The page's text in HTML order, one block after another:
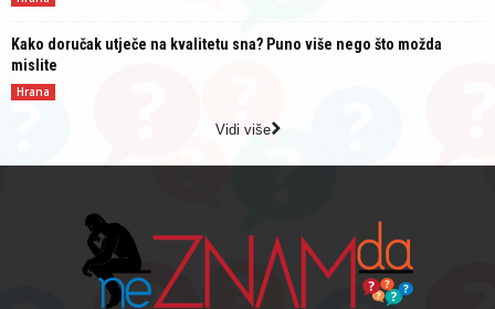
Kako doručak utječe na kvalitetu sna? Puno više nego što možda
mislite
Hrana
Vidi više